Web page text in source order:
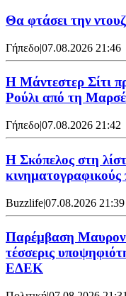
Θα φτάσει την
Γήπεδο|07.08.2026 21:46
Η Μάντεστερ Σίτι
Ρούλι από τη
Γήπεδο|07.08.2026 21:42
Η Σκόπελος στη
Buzzlife|07.08.2026 21:39
Παρέμβαση
τέσσερις
ΕΔΕΚ